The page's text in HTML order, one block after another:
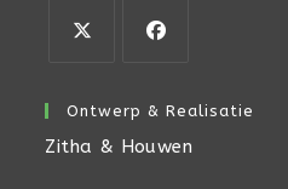
Ontwerp & Realisatie
Zitha & Houwen